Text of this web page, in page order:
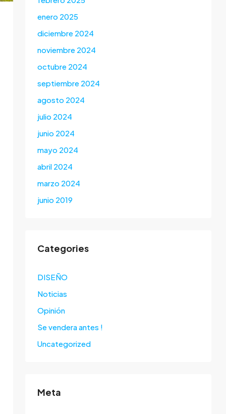
enero 2025
diciembre 2024
noviembre 2024
octubre 2024
septiembre 2024
agosto 2024
julio 2024
junio 2024
mayo 2024
abril 2024
marzo 2024
junio 2019
Categories
DISEÑO
Noticias
Opinión
Se vendera antes !
Uncategorized
Meta